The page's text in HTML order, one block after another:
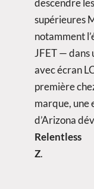
supérieures
notamment
JFET — dans
avec écran
première
marque, une
d’Arizona
Relentless
Z.